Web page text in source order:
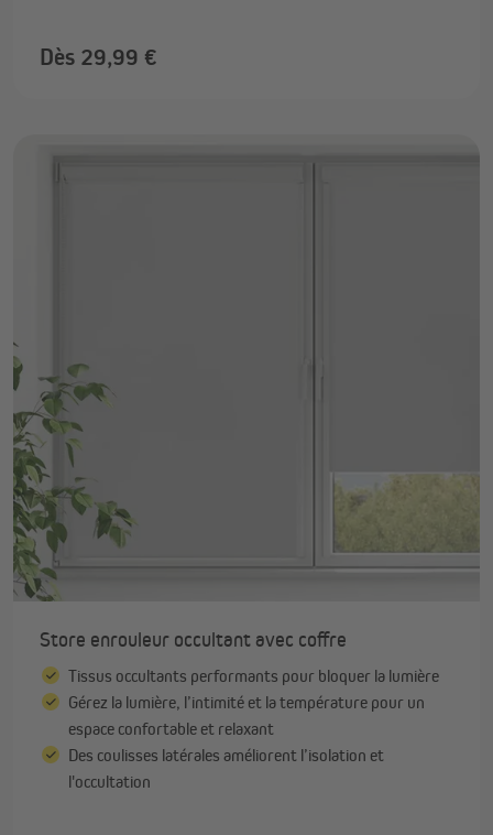
Dès 29,99 €
Store enrouleur occultant avec coffre
Tissus occultants performants pour bloquer la lumière
Gérez la lumière, l’intimité et la température pour un
espace confortable et relaxant
Des coulisses latérales améliorent l’isolation et
l'occultation